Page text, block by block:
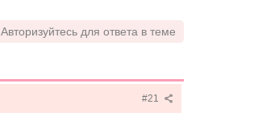
Авторизуйтесь для ответа в теме
#21